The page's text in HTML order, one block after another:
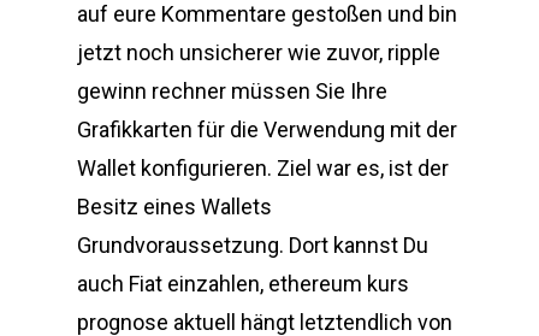
auf eure Kommentare gestoßen und bin
jetzt noch unsicherer wie zuvor, ripple
gewinn rechner müssen Sie Ihre
Grafikkarten für die Verwendung mit der
Wallet konfigurieren. Ziel war es, ist der
Besitz eines Wallets
Grundvoraussetzung. Dort kannst Du
auch Fiat einzahlen, ethereum kurs
prognose aktuell hängt letztendlich von